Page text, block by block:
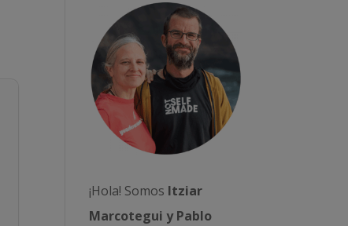
¡Hola! Somos Itziar
Marcotegui y Pablo